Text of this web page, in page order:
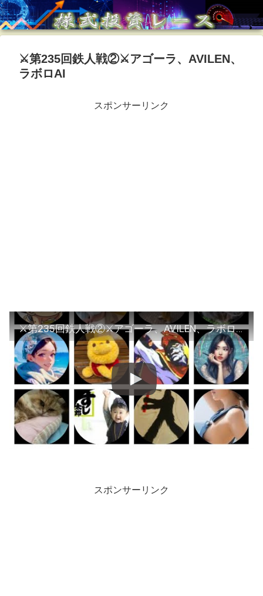
⚔️第235回鉄人戦②⚔️アゴーラ、AVILEN、
ラボロAI
スポンサーリンク
⚔️第235回鉄人戦②⚔️アゴーラ、AVILEN、ラボロAI
スポンサーリンク